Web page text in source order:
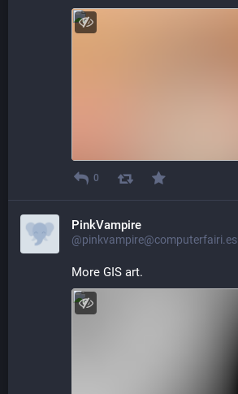
0
PinkVampire
@pinkvampire@computerfairi.es
More GIS art.